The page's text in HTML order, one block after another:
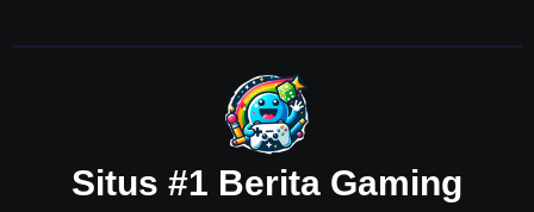
Situs #1 Berita Gaming